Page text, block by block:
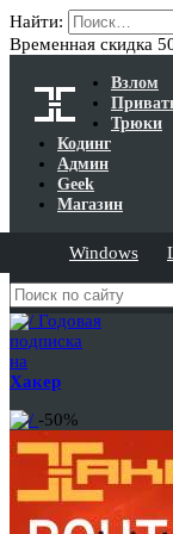
Найти:
Временная скидка
Взлом
Трюки
Кодинг
Админ
Geek
Магазин
Windows
Годовая
подписка
на
Хакер
-50%